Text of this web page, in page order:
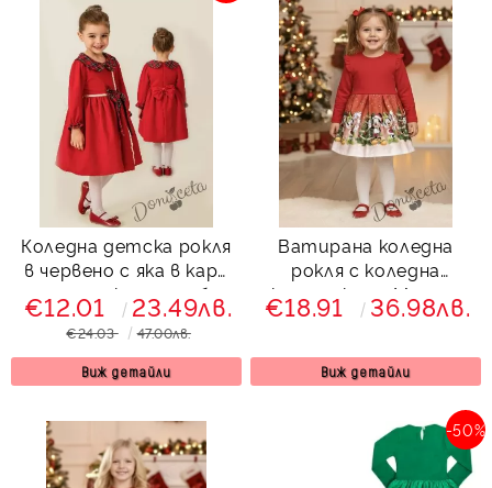
Коледна детска рокля
в червено с яка в каре
и панделка на гърба
Карена
€12.01 23.49лв.
€24.03 47.00лв.
Виж детайли
Ватирана коледна
рокля с коледна
картинка на Мини и
Мики Маус за момиче в
€18.91 36.98лв.
Виж детайли
-50%